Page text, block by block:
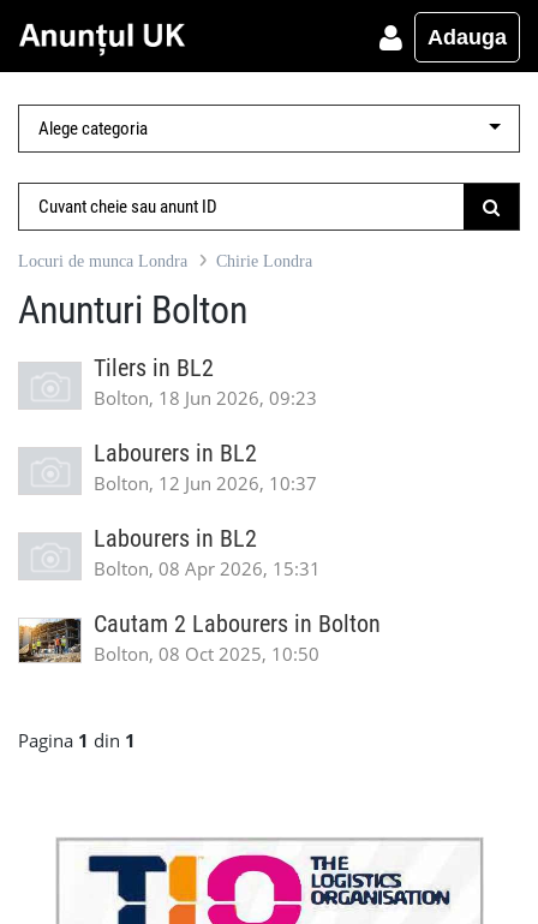
Adauga
Locuri de munca Londra Chirie Londra
Anunturi Bolton
Tilers in BL2
Bolton, 18 Jun 2026, 09:23
Labourers in BL2
Bolton, 12 Jun 2026, 10:37
Labourers in BL2
Bolton, 08 Apr 2026, 15:31
Cautam 2 Labourers in Bolton
Bolton, 08 Oct 2025, 10:50
Pagina 1 din 1